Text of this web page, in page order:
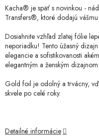
Kacha® je späť s novinkou -
Transfers®, ktoré dodajú
Dosiahnite vzhľad zlatej fólie
neporiadku! Tento úžasný
elegancie a sofistikovanosti
elegantným a ženským
Gold foil je odolný a trvácny,
skvele po celé roky.
Detailné informácie
z
5